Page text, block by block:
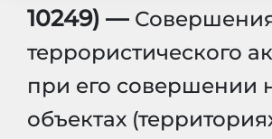
10249) —
террористического
при его совершении
объектах